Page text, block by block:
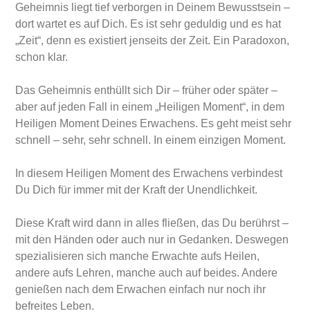
Geheimnis liegt tief verborgen in Deinem Bewusstsein –
dort wartet es auf Dich. Es ist sehr geduldig und es hat
„Zeit“, denn es existiert jenseits der Zeit. Ein Paradoxon,
schon klar.
Das Geheimnis enthüllt sich Dir – früher oder später –
aber auf jeden Fall in einem „Heiligen Moment“, in dem
Heiligen Moment Deines Erwachens. Es geht meist sehr
schnell – sehr, sehr schnell. In einem einzigen Moment.
In diesem Heiligen Moment des Erwachens verbindest
Du Dich für immer mit der Kraft der Unendlichkeit.
Diese Kraft wird dann in alles fließen, das Du berührst –
mit den Händen oder auch nur in Gedanken. Deswegen
spezialisieren sich manche Erwachte aufs Heilen,
andere aufs Lehren, manche auch auf beides. Andere
genießen nach dem Erwachen einfach nur noch ihr
befreites Leben.